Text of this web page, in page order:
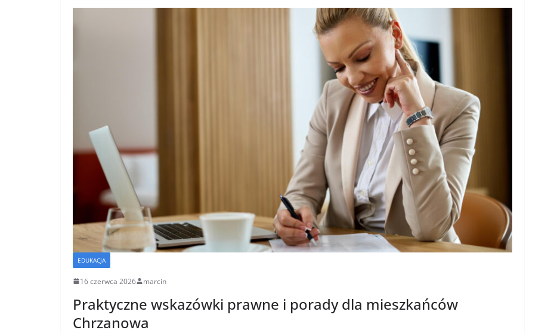
EDUKACJA
16 czerwca 2026 marcin
Praktyczne wskazówki prawne i porady dla mieszkańców
Chrzanowa